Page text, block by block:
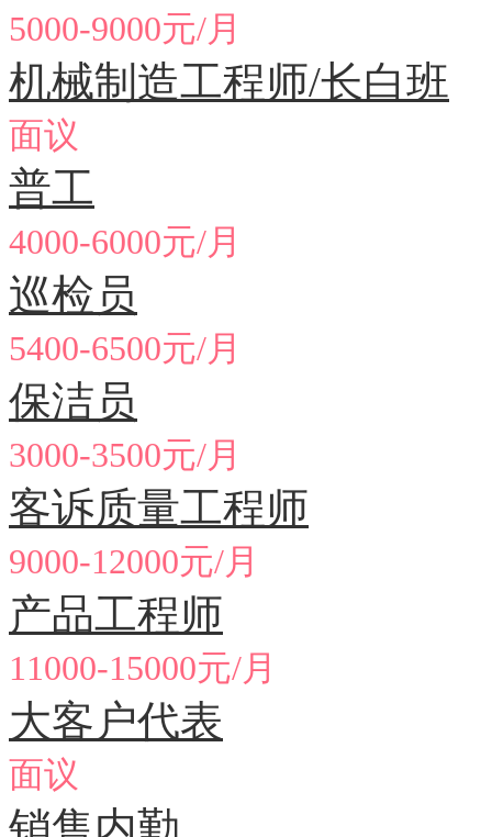
5000-9000元/月
机械制造工程师/长白班
面议
普工
4000-6000元/月
巡检员
5400-6500元/月
保洁员
3000-3500元/月
客诉质量工程师
9000-12000元/月
产品工程师
11000-15000元/月
大客户代表
面议